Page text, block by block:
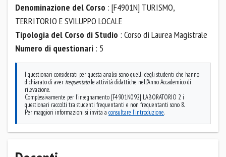
Denominazione del Corso : [F4901N] TURISMO,
TERRITORIO E SVILUPPO LOCALE
Tipologia del Corso di Studio : Corso di Laurea Magistrale
Numero di questionari : 5
I questionari considerati per questa analisi sono quelli degli studenti che hanno
dichiarato di aver frequentatole attività didattiche nell'Anno Accademico di
rilevazione.
Complessivamente per l'insegnamento [F4901N092] LABORATORIO 2 i
questionari raccolti tra studenti frequentanti e non frequentanti sono 8.
Per maggiori informazioni si invita a consultare l'introduzione.